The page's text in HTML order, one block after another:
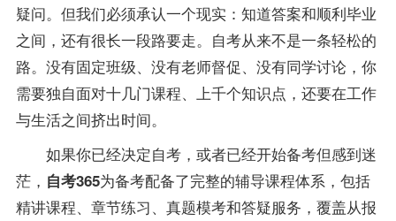
疑问。但我们必须承认一个现实：知道答案和顺利毕业
之间，还有很长一段路要走。 自考从来不是一条轻松的
路。没有固定班级、没有老师督促、没有同学讨论，你
需要独自面对十几门课程、上千个知识点，还要在工作
与生活之间挤出时间。
如果你已经决定自考，或者已经开始备考但感到迷
茫， 自考365为备考配备了完整的辅导课程体系，包括
精讲课程、章节练习、 真题模考和答疑服务，覆盖从报